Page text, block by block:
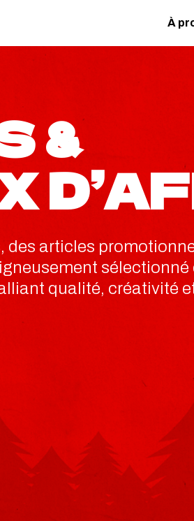
À
&
des articles
qualité, créativité